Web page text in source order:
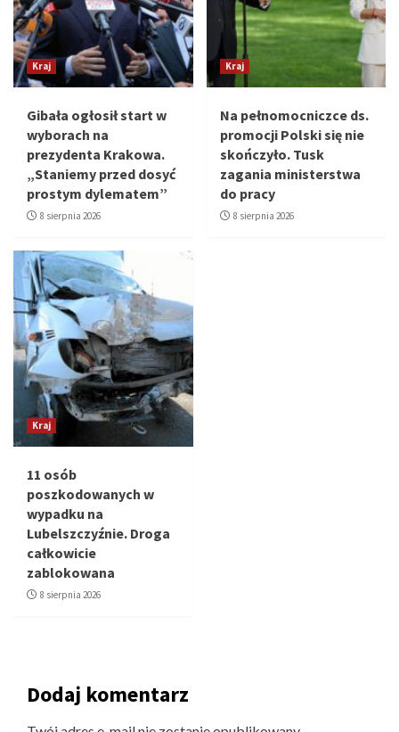
Kraj
Gibała ogłosił start w
wyborach na
prezydenta Krakowa.
„Staniemy przed dosyć
prostym dylematem”
8 sierpnia 2026
Kraj
Na pełnomocniczce ds.
promocji Polski się nie
skończyło. Tusk
zagania ministerstwa
do pracy
8 sierpnia 2026
Kraj
11 osób
poszkodowanych w
wypadku na
Lubelszczyźnie. Droga
całkowicie
zablokowana
8 sierpnia 2026
Dodaj komentarz